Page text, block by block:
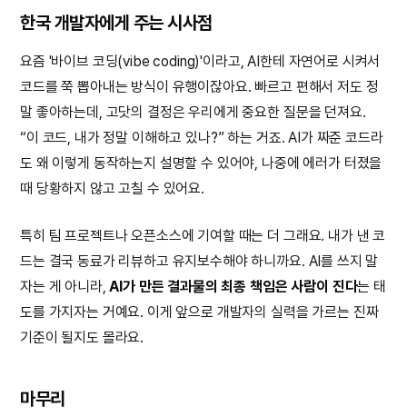
한국 개발자에게 주는 시사점
요즘 '바이브 코딩(vibe coding)'이라고, AI한테 자연어로 시켜서
코드를 쭉 뽑아내는 방식이 유행이잖아요. 빠르고 편해서 저도 정
말 좋아하는데, 고닷의 결정은 우리에게 중요한 질문을 던져요.
“이 코드, 내가 정말 이해하고 있나?” 하는 거죠. AI가 짜준 코드라
도 왜 이렇게 동작하는지 설명할 수 있어야, 나중에 에러가 터졌을
때 당황하지 않고 고칠 수 있어요.
특히 팀 프로젝트나 오픈소스에 기여할 때는 더 그래요. 내가 낸 코
드는 결국 동료가 리뷰하고 유지보수해야 하니까요. AI를 쓰지 말
자는 게 아니라,AI가 만든 결과물의 최종 책임은 사람이 진다는 태
도를 가지자는 거예요. 이게 앞으로 개발자의 실력을 가르는 진짜
기준이 될지도 몰라요.
마무리